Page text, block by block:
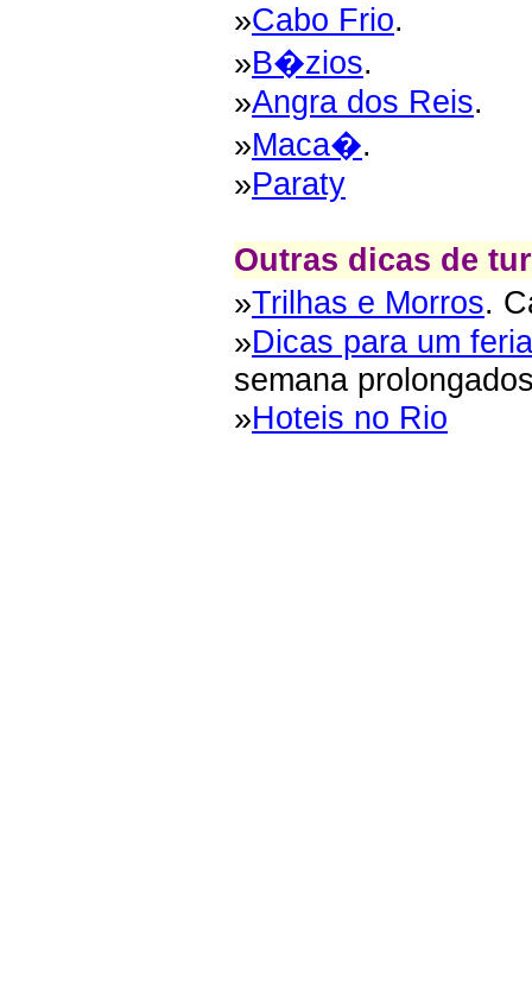
»Cabo Frio.
»B�zios.
»Angra dos Reis.
»Maca�.
»Paraty
Outras dicas de
»Trilhas e Morros.
»Dicas para um
semana
»Hoteis no Rio